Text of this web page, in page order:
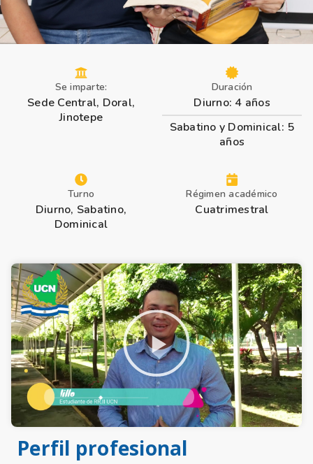
Se imparte:
Sede Central, Doral,
Jinotepe
Duración
Diurno: 4 años
Sabatino y Dominical: 5
años
Turno
Diurno, Sabatino,
Dominical
Régimen académico
Cuatrimestral
Perfil profesional